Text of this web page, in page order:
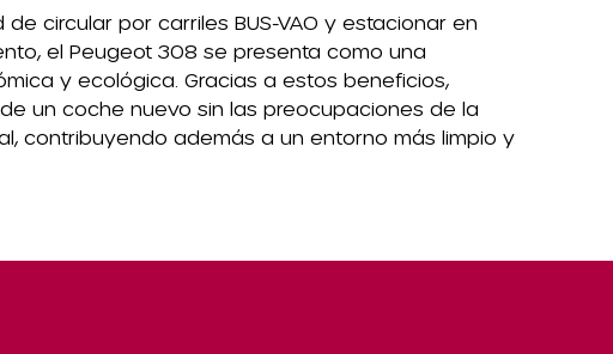
de circular por carriles BUS-VAO y estacionar en
el Peugeot 308 se presenta como una
y ecológica. Gracias a estos beneficios,
un coche nuevo sin las preocupaciones de la
contribuyendo además a un entorno más limpio y